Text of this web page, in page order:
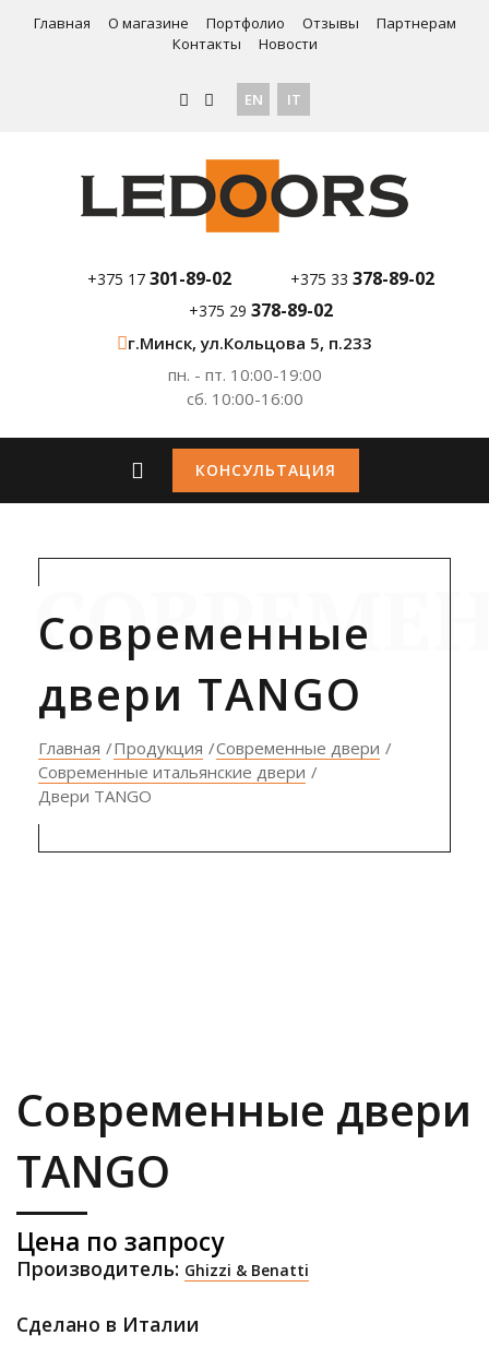
Главная О магазине Портфолио Отзывы
Партнерам
Контакты
Новости
EN IT
+375 17 301-89-02 +375 33 378-89-02
+375 29 378-89-02
г.Минск, ул.Кольцова 5, п.233
пн. - пт. 10:00-19:00
сб. 10:00-16:00
КОНСУЛЬТАЦИЯ
Современные
двери TANGO
Главная Продукция
Современные двери
Современные итальянские двери
Двери TANGO
Современные двери
TANGO
Цена по запросу
Производитель: Ghizzi & Benatti
Сделано в Италии